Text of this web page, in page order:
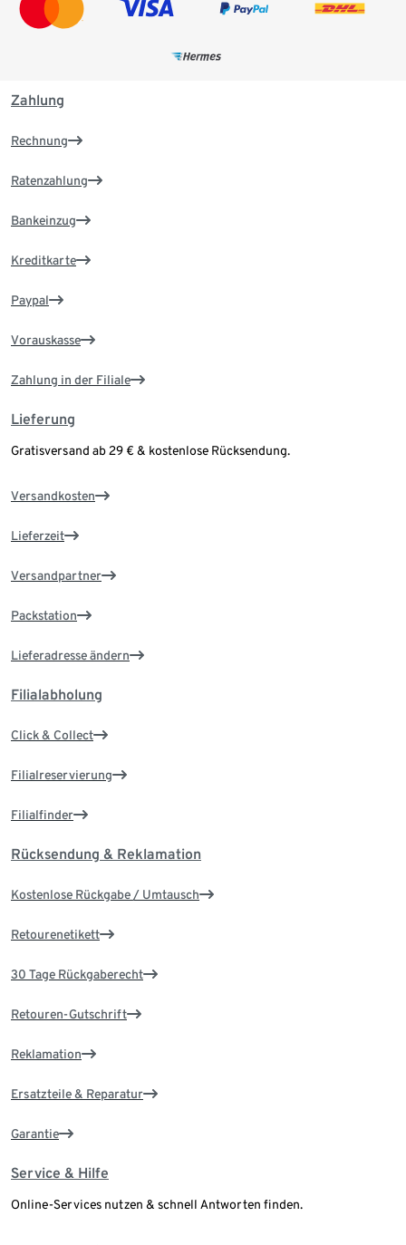
Zahlung
Rechnung
Ratenzahlung
Bankeinzug
Kreditkarte
Paypal
Vorauskasse
Zahlung in der Filiale
Lieferung
Gratisversand ab 29 € & kostenlose Rücksendung.
Versandkosten
Lieferzeit
Versandpartner
Packstation
Lieferadresse ändern
Filialabholung
Click & Collect
Filialreservierung
Filialfinder
Rücksendung & Reklamation
Kostenlose Rückgabe / Umtausch
Retourenetikett
30 Tage Rückgaberecht
Retouren-Gutschrift
Reklamation
Ersatzteile & Reparatur
Garantie
Service & Hilfe
Online-Services nutzen & schnell Antworten finden.